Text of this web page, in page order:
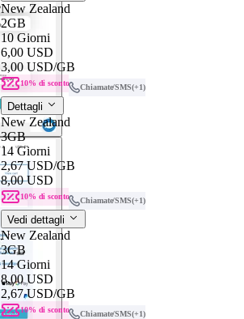
New Zealand
2GB
10 Giorni
6,00 USD
3,00 USD/GB
10% di sconto Chiamate/SMS(+1)
Dettagli
New Zealand
3GB
14 Giorni
2,67 USD/GB
8,00 USD
10% di sconto Chiamate/SMS(+1)
Vedi dettagli
New Zealand
3GB
14 Giorni
8,00 USD
2,67 USD/GB
10% di sconto Chiamate/SMS(+1)